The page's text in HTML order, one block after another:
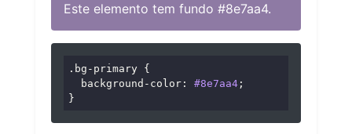
Este elemento tem fundo #8e7aa4.
.bg-primary {
background-color : #8e7aa4 ;
}